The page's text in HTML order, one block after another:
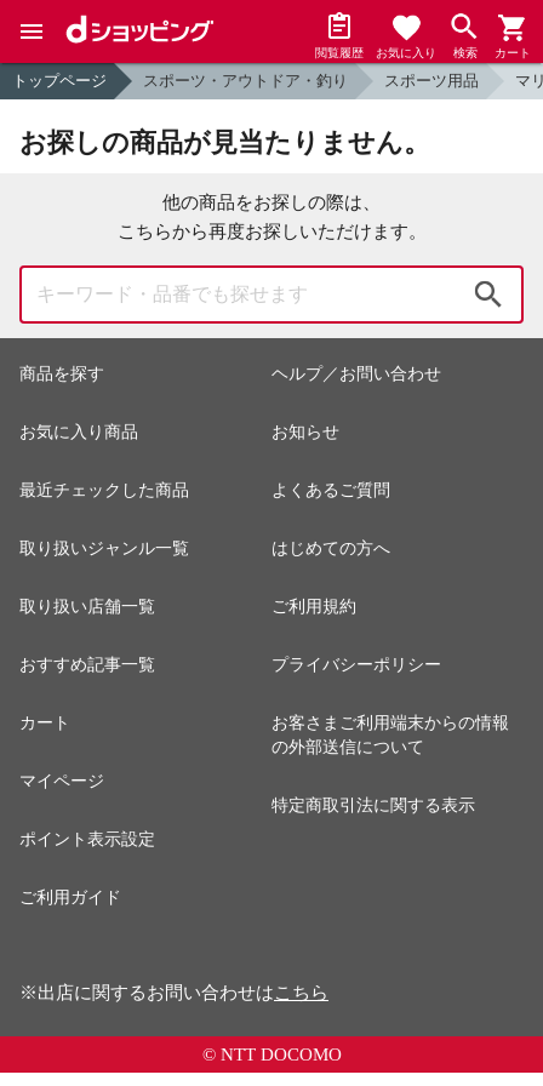
閲覧履歴 お気に入り 検索 カート
トップページ スポーツ・アウトドア・釣り スポーツ用品 マ
お探しの商品が見当たりません。
他の商品をお探しの際は、
こちらから再度お探しいただけます。
商品を探す
お気に入り商品
最近チェックした商品
取り扱いジャンル一覧
取り扱い店舗一覧
おすすめ記事一覧
カート
マイページ
ポイント表示設定
ご利用ガイド
ヘルプ／お問い合わせ
お知らせ
よくあるご質問
はじめての方へ
ご利用規約
プライバシーポリシー
お客さまご利用端末からの情報
の外部送信について
特定商取引法に関する表示
※出店に関するお問い合わせはこちら
© NTT DOCOMO